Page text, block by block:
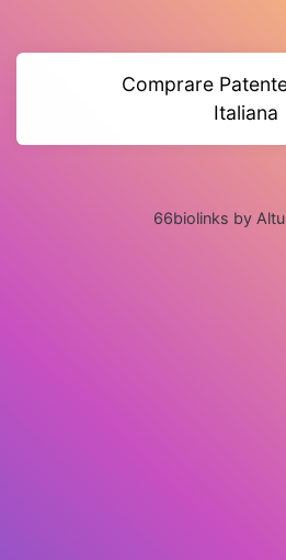
Comprare
Italiana
66biolinks by